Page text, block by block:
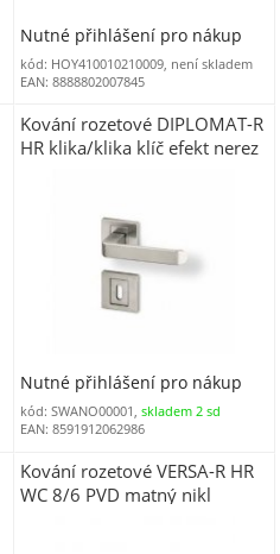
Nutné přihlášení pro nákup
kód: HOY410010210009, není skladem
EAN: 8888802007845
Kování rozetové DIPLOMAT-R
HR klika/klika klíč efekt nerez
Nutné přihlášení pro nákup
kód: SWANO00001,skladem 2 sd
EAN: 8591912062986
Kování rozetové VERSA-R HR
WC 8/6 PVD matný nikl